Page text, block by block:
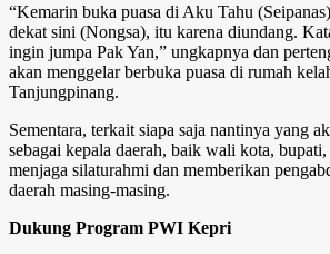
“Kemarin buka puasa di Aku Tahu
dekat sini (Nongsa), itu karena diundang.
ingin jumpa Pak Yan,” ungkapnya dan
akan menggelar berbuka puasa di rumah
Tanjungpinang.
Sementara, terkait siapa saja nantinya yang
sebagai kepala daerah, baik wali kota,
menjaga silaturahmi dan memberikan
daerah masing-masing.
Dukung Program PWI Kepri